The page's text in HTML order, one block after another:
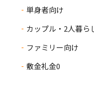
単身者向け
カップル・2人暮ら
ファミリー向け
敷金礼金0